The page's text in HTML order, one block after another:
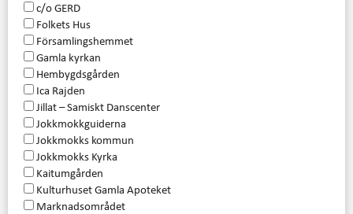
c/o GERD
Folkets Hus
Församlingshemmet
Gamla kyrkan
Hembygdsgården
Ica Rajden
Jillat – Samiskt Danscenter
Jokkmokkguiderna
Jokkmokks kommun
Jokkmokks Kyrka
Kaitumgården
Kulturhuset Gamla Apoteket
Marknadsområdet